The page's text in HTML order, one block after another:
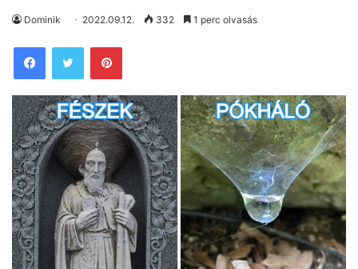
Dominik 2022.09.12. 332 1 perc olvasás
Pinterest